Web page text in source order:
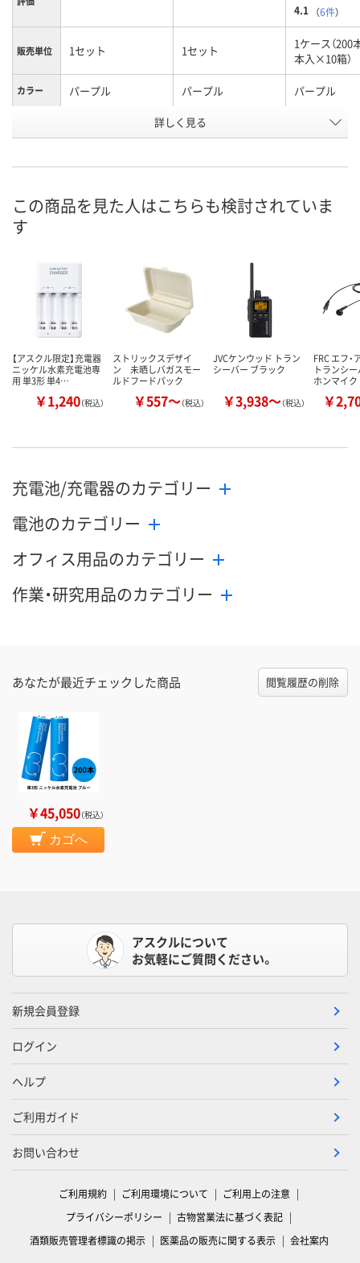
4.1 （6件）
販売単位 1セット 1セット
1ケース（200
本入×10箱）
カラー パープル パープル パープル
充電池20本+充電器 充電池2本+充電器
RJ46093 RJ46092 HU85756
在庫 8点 あり 入荷待ち
数量
カゴへ
詳しく見る
この商品を見た人はこちらも検討されていま
す
【アスクル限定】充電器
ニッケル水素充電池専
用 単3形 単4…
￥1,240（税込）
ストリックスデザイ
ン 未晒しバガスモー
ルドフードパック
￥557～（税込）
JVCケンウッド トラン
シーバー ブラック
￥3,938～（税込）
FRC エフ・
トランシ
ホンマイ
￥
充電池/充電器のカテゴリー
電池のカテゴリー
オフィス用品のカテゴリー
作業・研究用品のカテゴリー
あなたが最近チェックした商品 閲覧履歴の削除
￥45,050（税込）
カゴへ
アスクルについて
お気軽にご質問ください。
新規会員登録
ログイン
ヘルプ
ご利用ガイド
お問い合わせ
ご利用規約 ご利用環境について
ご利用上の注意
プライバシーポリシー
古物営業法に基づく表記
酒類販売管理者標識の掲示
医薬品の販売に関する表示 会社案内